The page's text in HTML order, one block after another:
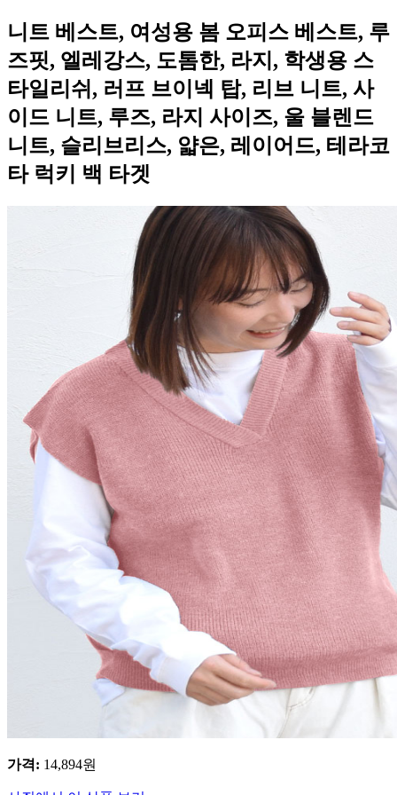
니트 베스트, 여성용 봄 오피스 베스트, 루
즈핏, 엘레강스, 도톰한, 라지, 학생용 스
타일리쉬, 러프 브이넥 탑, 리브 니트, 사
이드 니트, 루즈, 라지 사이즈, 울 블렌드
니트, 슬리브리스, 얇은, 레이어드, 테라코
타 럭키 백 타겟
가격: 14,894원